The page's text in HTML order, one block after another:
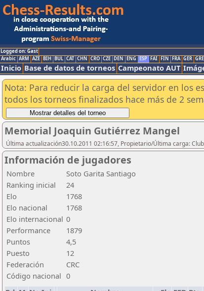
Logged on: Gast
Arabic ARM AZE BIH BUL CAT CHN CRO CZE DEN ENG ESP FAI FIN FRA GER GRE
Inicio Base de datos de torneos Campeonato AUT
Nota: Para reducir la carga del servidor en los
todos los torneos finalizados hace más de 2
Memorial Joaquin Gutiérrez Mangel
Última actualización30.10.2011 02:16:57, Propietario/Última carga:
Información de jugadores
Nombre
Soto Garita Santiago
Ranking inicial
24
Elo
1768
Elo nacional
1768
Elo internacional 0
Performance
1879
Puntos
4,5
Puesto
12
Federación
CRC
Código nacional 0